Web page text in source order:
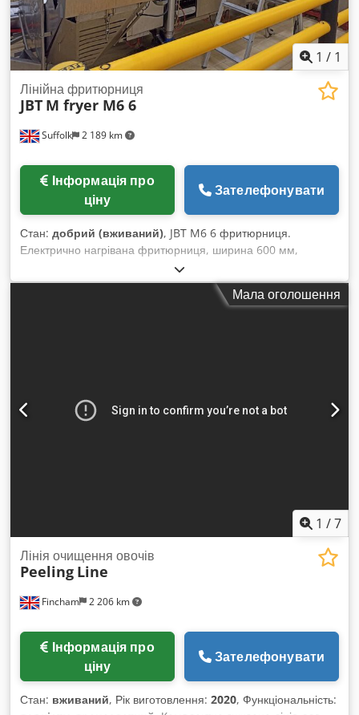
1 / 1
Suffolk 2 189 km
Лінійна фритюрниця
JBT M fryer M6 6
ціну
Зателефонувати
Стан: добрий (вживаний), JBT M6 6 фритюрниця.
Електрично нагрівана фритюрниця, ширина 600 мм,
довжина зони смаження 6 м. Машина у відмінному стані,
оснащена автоматичним підйомом кришки, верхнім
притискним транспортером і тефлоновим подаючим
Мала оголошення
1 /7
Fincham 2 206 km
Лінія очищення овочів
Peeling Line
ціну
Зателефонувати
Стан: вживаний, Рік виготовлення: 2020, Функціональність: